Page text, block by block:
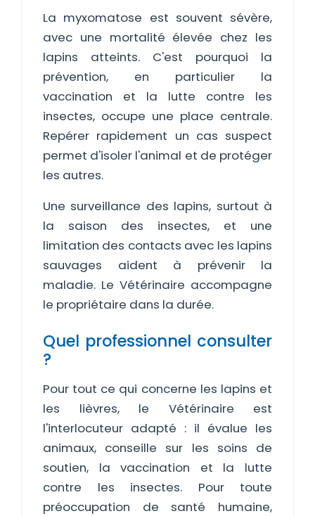
La myxomatose est souvent sévère,
avec une mortalité élevée chez les
lapins atteints. C'est pourquoi la
prévention, en particulier la
vaccination et la lutte contre les
insectes, occupe une place centrale.
Repérer rapidement un cas suspect
permet d'isoler l'animal et de protéger
les autres.
Une surveillance des lapins, surtout à
la saison des insectes, et une
limitation des contacts avec les lapins
sauvages aident à prévenir la
maladie. Le Vétérinaire accompagne
le propriétaire dans la durée.
Quel professionnel consulter
?
Pour tout ce qui concerne les lapins et
les lièvres, le Vétérinaire est
l'interlocuteur adapté : il évalue les
animaux, conseille sur les soins de
soutien, la vaccination et la lutte
contre les insectes. Pour toute
préoccupation de santé humaine,